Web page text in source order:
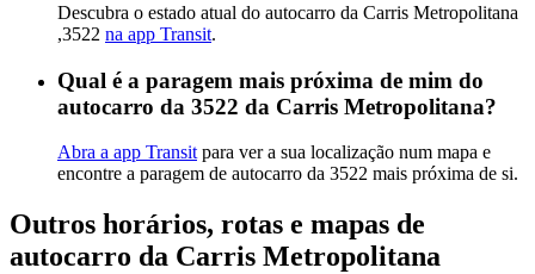
Descubra o estado atual do autocarro da Carris Metropolitana
,3522 na app Transit.
Qual é a paragem mais próxima de mim do
autocarro da 3522 da Carris Metropolitana?
Abra a app Transit para ver a sua localização num mapa e
encontre a paragem de autocarro da 3522 mais próxima de si.
Outros horários, rotas e mapas de
autocarro da Carris Metropolitana